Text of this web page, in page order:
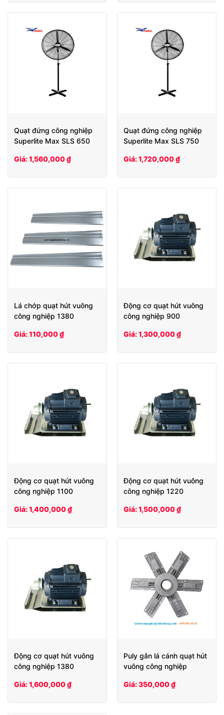
Quạt đứng công nghiệp
Superlite Max SLS 650
Giá: 1,560,000 ₫
Quạt đứng công nghiệp
Superlite Max SLS 750
Giá: 1,720,000 ₫
Lá chớp quạt hút vuông
công nghiệp 1380
Giá: 110,000 ₫
Động cơ quạt hút vuông
công nghiệp 900
Giá: 1,300,000 ₫
Động cơ quạt hút vuông
công nghiệp 1100
Giá: 1,400,000 ₫
Động cơ quạt hút vuông
công nghiệp 1220
Giá: 1,500,000 ₫
Động cơ quạt hút vuông
công nghiệp 1380
Giá: 1,600,000 ₫
Puly gắn lá cánh quạt hút
vuông công nghiệp
Giá: 350,000 ₫